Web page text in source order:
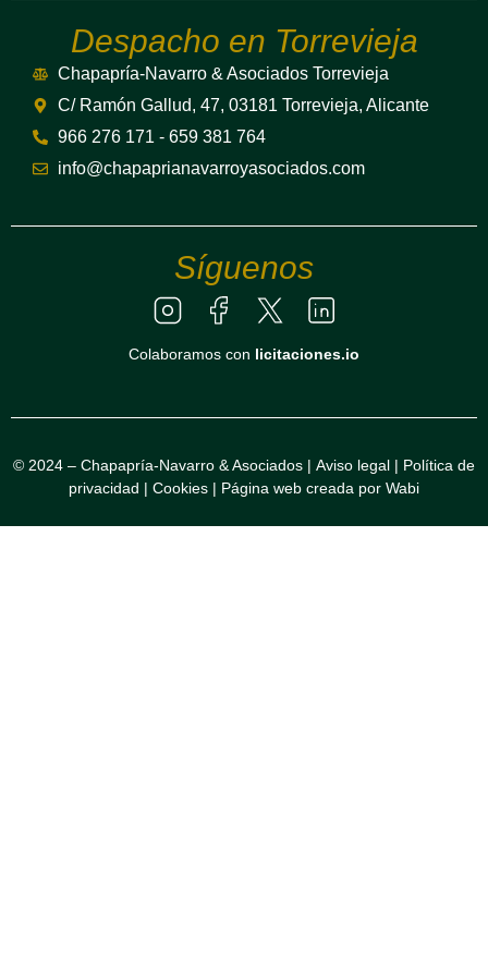
Despacho en Torrevieja
Chapapría-Navarro & Asociados Torrevieja
C/ Ramón Gallud, 47, 03181 Torrevieja, Alicante
966 276 171 - 659 381 764
info@chapaprianavarroyasociados.com
Síguenos
Colaboramos con licitaciones.io
© 2024 – Chapapría-Navarro & Asociados | Aviso legal | Política de
privacidad | Cookies | Página web creada por Wabi